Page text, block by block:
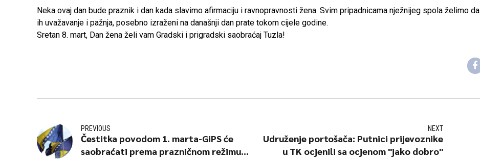
Neka ovaj dan bude praznik i dan kada slavimo afirmaciju i ravnopravnosti žena. Svim pripadnicama nježnijeg spola želimo da
ih uvažavanje i pažnja, posebno izraženi na današnji dan prate tokom cijele godine.
Sretan 8. mart, Dan žena želi vam Gradski i prigradski saobraćaj Tuzla!
PREVIOUS
Čestitka povodom 1. marta-GiPS će
saobraćati prema prazničnom režimu
NEXT
Udruženje portošača: Putnici prijevoznike
u TK ocjenili sa ocjenom "jako dobro"